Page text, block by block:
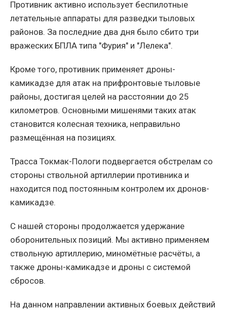
Противник активно использует беспилотные
летательные аппараты для разведки тыловых
районов. За последние два дня было сбито три
вражеских БПЛА типа "Фурия" и "Лелека".
Кроме того, противник применяет дроны-
камикадзе для атак на прифронтовые тыловые
районы, достигая целей на расстоянии до 25
километров. Основными мишенями таких атак
становится колесная техника, неправильно
размещённая на позициях.
Трасса Токмак-Пологи подвергается обстрелам со
стороны ствольной артиллерии противника и
находится под постоянным контролем их дронов-
камикадзе.
С нашей стороны продолжается удержание
оборонительных позиций. Мы активно применяем
ствольную артиллерию, миномётные расчёты, а
также дроны-камикадзе и дроны с системой
сбросов.
На данном направлении активных боевых действий